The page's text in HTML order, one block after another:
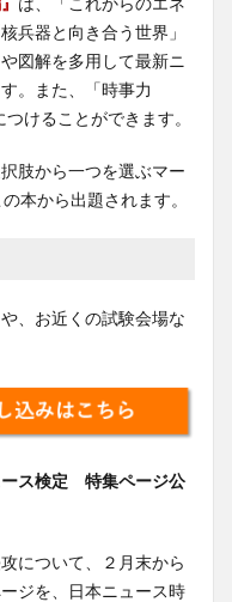
兵器と向き合う世界」
図解を多用して最新ニ
。また、「時事力
けることができます。
肢から一つを選ぶマー
本から出題されます。
、お近くの試験会場な
ース検定 特集ページ公
について、２月末から
ジを、日本ニュース時